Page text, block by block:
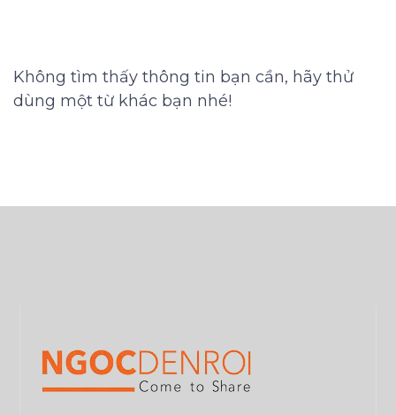
Không tìm thấy thông tin bạn cần, hãy thử
dùng một từ khác bạn nhé!